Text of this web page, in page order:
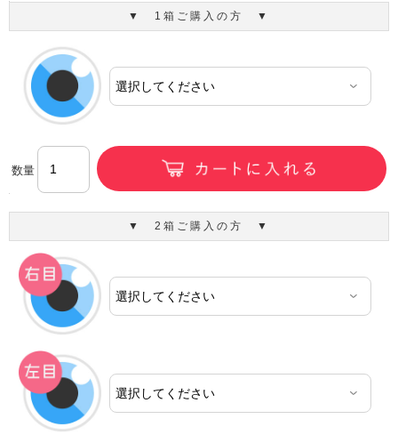
▼ 1箱ご購入の方 ▼
数量
▼ 2箱ご購入の方 ▼